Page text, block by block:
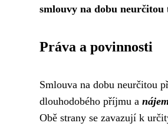
smlouvy na dobu neurčitou
Práva a povinnosti
Smlouva na dobu neurčitou
dlouhodobého příjmu a
Obě strany se zavazují k